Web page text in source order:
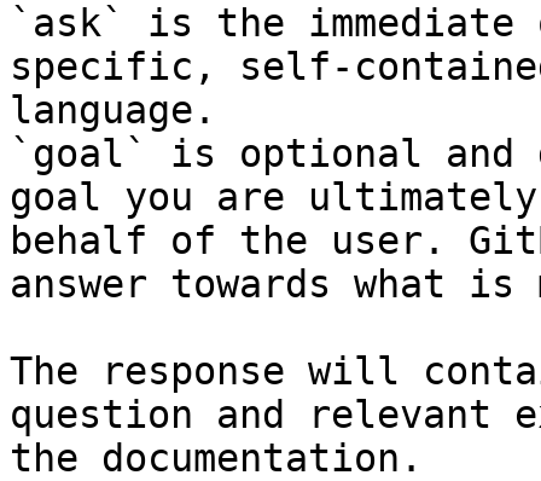
`ask` is the
specific, self-
language.
`goal` is optional and
goal you are
behalf of the user.
answer towards what
The response will
question and relevant
the documentation.